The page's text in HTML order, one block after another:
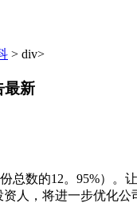
> div>
最新
数的12。95%）。
人，将进一步优化